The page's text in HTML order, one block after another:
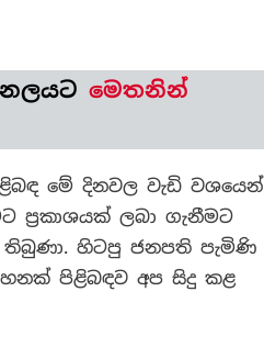
මෙතනින්
මේ දිනවල වැඩි වශයෙන්
ලබා ගැනීමට
හිටපු ජනපති පැමිණි
පිළිබඳව අප සිදු කළ